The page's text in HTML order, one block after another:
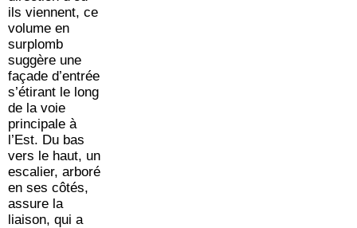
ils viennent, ce
volume en
surplomb
suggère une
façade d’entrée
s’étirant le long
de la voie
principale à
l’Est. Du bas
vers le haut, un
escalier, arboré
en ses côtés,
assure la
liaison, qui a